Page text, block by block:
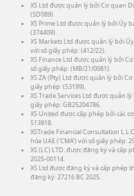
XS Ltd được quản lý bởi Cơ quan
(SD089).
XS Prime Ltd được quản lý bởi Ủy
(374409).
XS Markets Ltd được quản lý bởi
với số giấy phép: (412/22).
XS Finance Ltd được quản lý bởi
số giấy phép: (MB/21/0081).
XS ZA (Pty) Ltd được quản lý bởi
giấy phép: (53199).
XS Trade Services Ltd được quản
giấy phép: GB25204786.
XS United được cấp phép bởi các
513918.
XSTrade Financial Consultation
hóa UAE (‘CMA’) với số giấy phép:
XS (LC) LTD. được đăng ký và cấp
2025-00114.
XS Ltd được đăng ký và cấp phép
đăng ký: 27216 BC 2025.